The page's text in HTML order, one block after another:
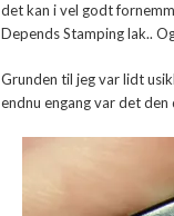
det kan i vel godt
Depends Stamping lak..
Grunden til jeg var lidt
endnu engang var det